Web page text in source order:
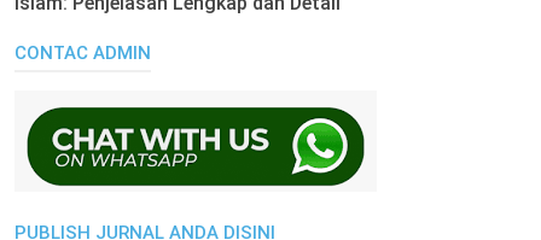
CONTAC ADMIN
PUBLISH JURNAL ANDA DISINI